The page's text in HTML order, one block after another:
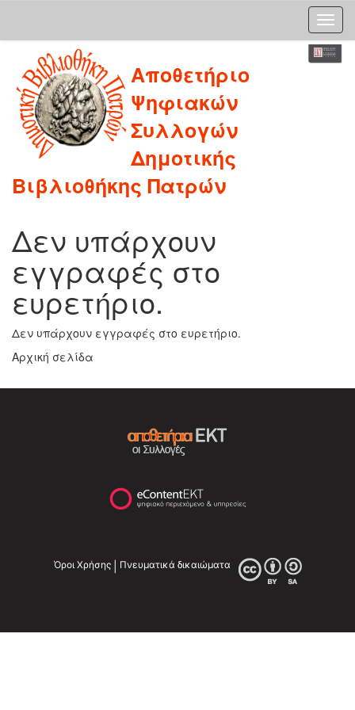
navigation
Αποθετήριο
Ψηφιακών
Συλλογών
Δημοτικής
Βιβλιοθήκης Πατρών
Δεν υπάρχουν
εγγραφές στο
ευρετήριο.
Δεν υπάρχουν εγγραφές στο ευρετήριο.
Αρχική σελίδα